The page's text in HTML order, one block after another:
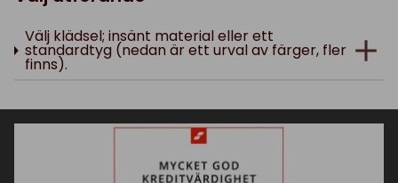
Välj klädsel; insänt material eller ett
standardtyg (nedan är ett urval av färger, fler
finns).